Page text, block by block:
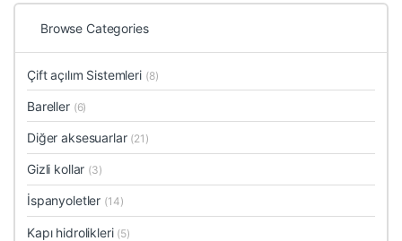
Browse Categories
Çift açılım Sistemleri (8)
Bareller (6)
Diğer aksesuarlar (21)
Gizli kollar (3)
İspanyoletler (14)
Kapı hidrolikleri (5)